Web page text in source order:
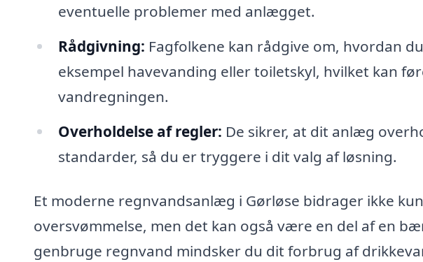
eventuelle problemer med anlægget.
Rådgivning: Fagfolkene kan rådgive om, hvordan
eksempel havevanding eller toiletskyl, hvilket kan
vandregningen.
Overholdelse af regler: De sikrer, at dit anlæg
standarder, så du er tryggere i dit valg af løsning.
Et moderne regnvandsanlæg i Gørløse bidrager ikke
oversvømmelse, men det kan også være en del af en
genbruge regnvand mindsker du dit forbrug af